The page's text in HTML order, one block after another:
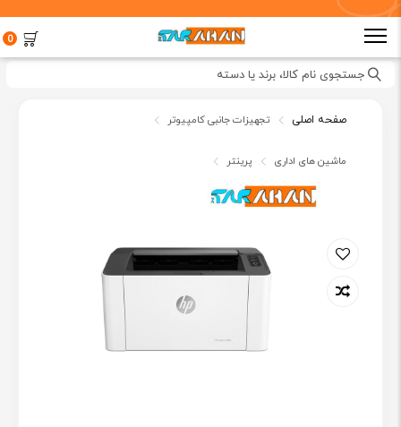
0
جستجوی نام کالا، برند یا دسته
صفحه اصلی تجهیزات جانبی کامپیوتر
ماشین های اداری پرینتر